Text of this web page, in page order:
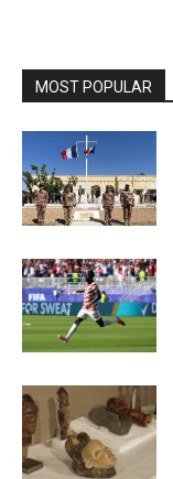
MOST POPULAR